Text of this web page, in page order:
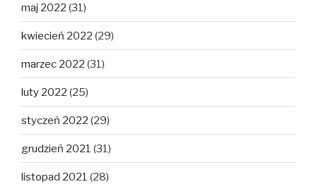
maj 2022 (31)
kwiecień 2022 (29)
marzec 2022 (31)
luty 2022 (25)
styczeń 2022 (29)
grudzień 2021 (31)
listopad 2021 (28)